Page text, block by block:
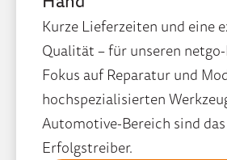
Kurze Lieferzeiten und eine
Qualität – für unseren
Fokus auf Reparatur und
hochspezialisierten
Automotive-Bereich sind
Erfolgstreiber.